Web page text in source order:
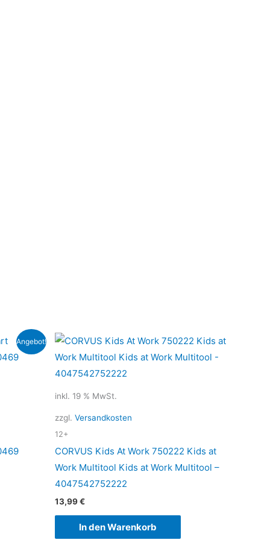
Angebot!
inkl. 19 % MwSt.
zzgl. Versandkosten
12+
CORVUS Kids At Work 750222 Kids at
Work Multitool Kids at Work Multitool –
4047542752222
13,99€
In den Warenkorb